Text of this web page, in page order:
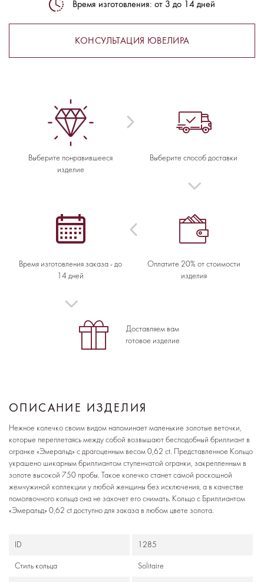
Время изготовления: от 3 до 14 дней
КОНСУЛЬТАЦИЯ ЮВЕЛИРА
Выберите понравившееся
изделие
Выберите способ доставки
Оплатите 20% от стоимости
изделия
Время изготовления заказа - до
14 дней
Доставляем вам
готовое изделие
ОПИСАНИЕ ИЗДЕЛИЯ
Нежное колечко своим видом напоминает маленькие золотые веточки,
которые переплетаясь между собой возвышают бесподобный бриллиант в
огранке «Эмеральд» с драгоценным весом 0,62 ct. Представленное Кольцо
украшено шикарным бриллиантом ступенчатой огранки, закрепленным в
золоте высокой 750 пробы. Такое колечко станет самой роскошной
жемчужиной коллекции у любой женщины без исключения, а в качестве
помолвочного кольца она не захочет его снимать. Кольцо с Бриллиантом
«Эмеральд» 0,62 ct доступно для заказа в любом цвете золота.
ID 1285
Стиль кольца Solitaire